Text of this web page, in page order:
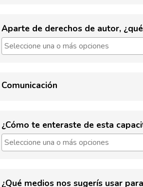
Aparte de derechos de autor,
Comunicación
¿Cómo te enteraste de esta
¿Qué medios nos sugerís usar